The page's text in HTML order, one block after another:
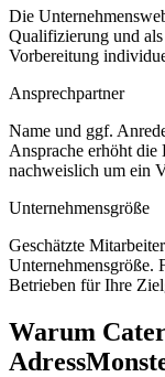
Die
Qualifizierung und
Vorbereitung
Ansprechpartner
Name und ggf.
Ansprache erhöht
nachweislich um ein
Unternehmensgröße
Geschätzte
Unternehmensgröße.
Betrieben für Ihre
Warum